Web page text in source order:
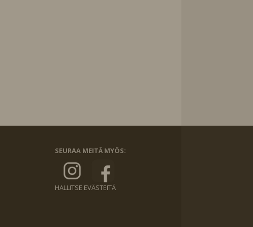
SEURAA MEITÄ MYÖS:
HALLITSE EVÄSTEITÄ